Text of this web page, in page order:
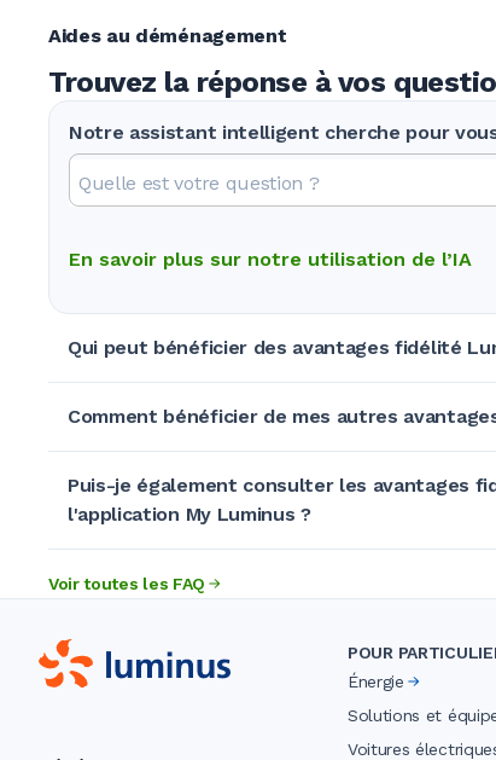
Aides au déménagement
Trouvez la réponse à vos
Notre assistant intelligent cherche pour
En savoir plus sur notre utilisation de l’IA
Qui peut bénéficier des avantages fidélité
Comment bénéficier de mes autres
Puis-je également consulter les avantages
l'application My Luminus ?
Voir toutes les FAQ
POUR
Énergie
Solutions et
Voitures